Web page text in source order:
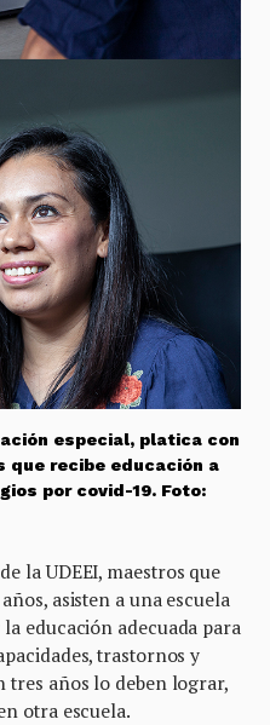
especial, platica con
que recibe educación a
por covid-19. Foto:
la UDEEI, maestros que
asisten a una escuela
educación adecuada para
trastornos y
tres años lo deben lograr,
otra escuela.